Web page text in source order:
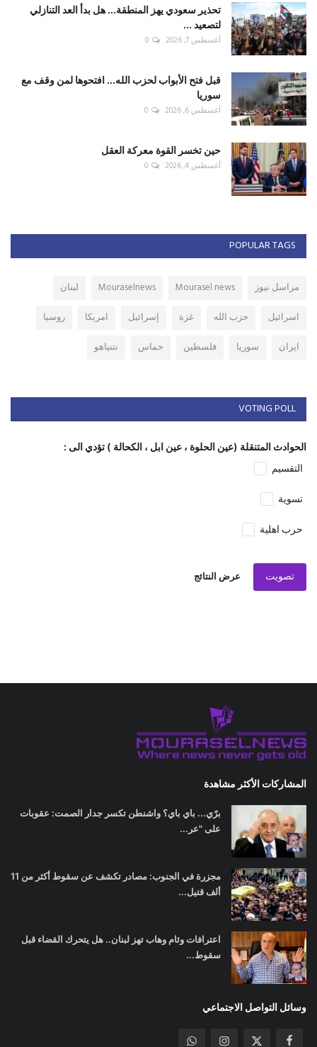
تحذير سعودي يهز المنطقة... هل بدأ العد التنازلي
لتصعيد ...
أغسطس 7, 2026 0
قبل فتح الأبواب لحزب الله... افتحوها لمن وقف مع
سوريا
أغسطس 6, 2026 0
حين تخسر القوة معركة العقل
أغسطس 4, 2026 0
POPULAR TAGS
مراسل نيوز Mourasel news
Mouraselnews
لبنان
اسرائيل
حزب الله غزة إسرائيل امريكا
روسيا
ايران
سوريا فلسطين حماس نتنياهو
VOTING POLL
الحوادث المتنقلة (عين الحلوة ، عين ابل ، الكحالة ) تؤدي الى :
التقسيم
تسوية
حرب اهلية
تصويت عرض النتائج
المشاركات الأكثر مشاهدة
برّي... باي باي؟ واشنطن تكسر جدار الصمت: عقوبات
على "عر...
مجزرة في الجنوب: مصادر تكشف عن سقوط أكثر من 11
ألف قتيل...
اعترافات وئام وهاب تهز لبنان.. هل يتحرك القضاء قبل
سقوط...
وسائل التواصل الاجتماعي